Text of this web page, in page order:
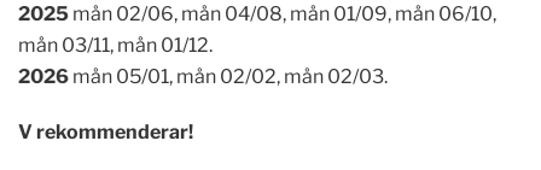
2025 mån 02/06, mån 04/08, mån 01/09, mån 06/10,
mån 03/11, mån 01/12.
2026 mån 05/01, mån 02/02, mån 02/03.
V rekommenderar!